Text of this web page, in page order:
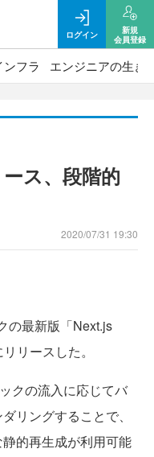
ログイン
新規
会員登録
ンフラ エンジニアの生き
ス、段階的
2020/07/31 19:30
の最新版「Next.js
リースした。
クの流入に応じてバ
リングすることで、
的再生成が利用可能